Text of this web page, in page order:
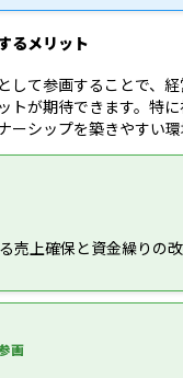
るメリット
して参画することで、
トが期待できます。特
ーシップを築きやすい環
売上確保と資金繰りの
画